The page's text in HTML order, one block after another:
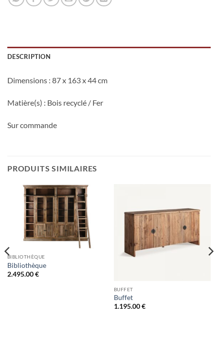
DESCRIPTION
Dimensions : 87 x 163 x 44 cm
Matière(s) : Bois recyclé / Fer
Sur commande
PRODUITS SIMILAIRES
BIBLIOTHÈQUE
Bibliothèque
2.495.00€
BUFFET
Buffet
1.195.00€